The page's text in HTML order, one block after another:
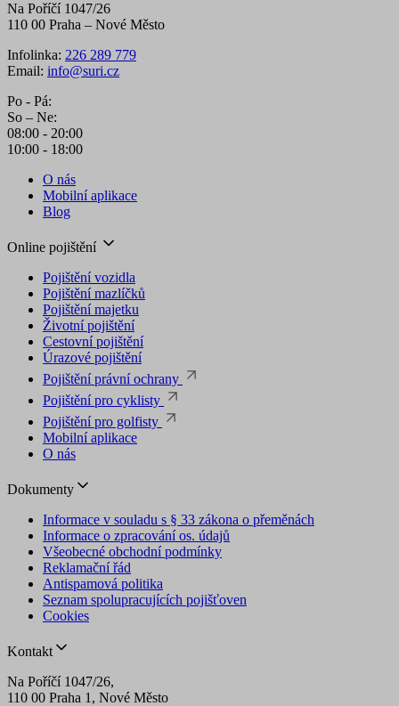
Na Poříčí 1047/26
110 00 Praha – Nové Město
Infolinka: 226 289 779
Email: info@suri.cz
Po - Pá:
So – Ne:
08:00 - 20:00
10:00 - 18:00
O nás
Mobilní aplikace
Blog
Online pojištění
Pojištění vozidla
Pojištění mazlíčků
Pojištění majetku
Životní pojištění
Cestovní pojištění
Úrazové pojištění
Pojištění právní ochrany
Pojištění pro cyklisty
Pojištění pro golfisty
Mobilní aplikace
O nás
Dokumenty
Informace v souladu s § 33 zákona o přeměnách
Informace o zpracování os. údajů
Všeobecné obchodní podmínky
Reklamační řád
Antispamová politika
Seznam spolupracujících pojišťoven
Cookies
Kontakt
Na Poříčí 1047/26,
110 00 Praha 1, Nové Město